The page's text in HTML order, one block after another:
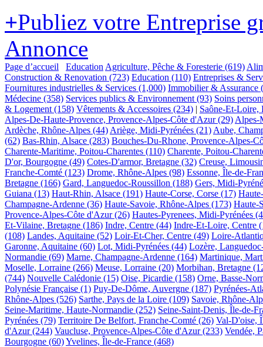
+Publiez votre Entreprise
Annonce
Page d’accueil Education Agriculture, Pêche & Foresterie (619)
Construction & Renovation (723) Education (110) Entreprises &
Fournitures industrielles & Services (1,000) Immobilier & Assurance
Médecine (358) Services publics & Environnement (93) Soins
& Logement (158) Vêtements & Accessoires (234) | Saône-Et-Loire,
Alpes-De-Haute-Provence, Provence-Alpes-Côte d'Azur (29) Alpes-
Ardèche, Rhône-Alpes (44) Ariège, Midi-Pyrénées (21) Aube,
(62) Bas-Rhin, Alsace (283) Bouches-Du-Rhone, Provence-Alpes-
Charente-Maritime, Poitou-Charentes (110) Charente, Poitou-
D'or, Bourgogne (49) Cotes-D'armor, Bretagne (32) Creuse,
Franche-Comté (123) Drome, Rhône-Alpes (98) Essonne, Île-de-
Bretagne (166) Gard, Languedoc-Roussillon (188) Gers, Midi-
Guiana (13) Haut-Rhin, Alsace (191) Haute-Corse, Corse (17)
Champagne-Ardenne (36) Haute-Savoie, Rhône-Alpes (173) Haute-
Provence-Alpes-Côte d'Azur (26) Hautes-Pyrenees, Midi-Pyrénées
Et-Vilaine, Bretagne (186) Indre, Centre (44) Indre-Et-Loire, Centre
(108) Landes, Aquitaine (52) Loir-Et-Cher, Centre (49) Loire-
Garonne, Aquitaine (60) Lot, Midi-Pyrénées (44) Lozère,
Normandie (69) Marne, Champagne-Ardenne (164) Martinique,
Moselle, Lorraine (266) Meuse, Lorraine (20) Morbihan, Bretagne
(744) Nouvelle Calédonie (15) Oise, Picardie (158) Orne, Basse-
Polynésie Française (1) Puy-De-Dôme, Auvergne (187) Pyrénées-
Rhône-Alpes (526) Sarthe, Pays de la Loire (109) Savoie, Rhône-
Seine-Maritime, Haute-Normandie (252) Seine-Saint-Denis, Île-de-
Pyrénées (79) Territoire De Belfort, Franche-Comté (26) Val-D'oise,
d'Azur (244) Vaucluse, Provence-Alpes-Côte d'Azur (233) Vendée,
Bourgogne (60)Yvelines, Île-de-France (468)